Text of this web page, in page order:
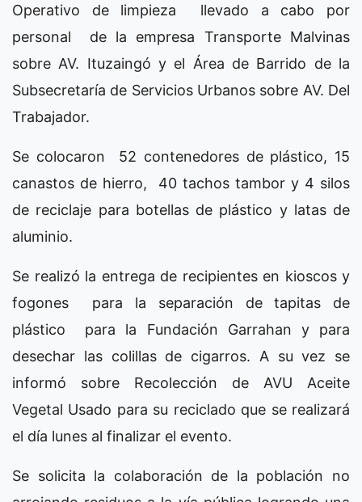
Operativo de limpieza llevado a cabo por
personal de la empresa Transporte Malvinas
sobre AV. Ituzaingó y el Área de Barrido de la
Subsecretaría de Servicios Urbanos sobre AV. Del
Trabajador.
Se colocaron 52 contenedores de plástico, 15
canastos de hierro, 40 tachos tambor y 4 silos
de reciclaje para botellas de plástico y latas de
aluminio.
Se realizó la entrega de recipientes en kioscos y
fogones para la separación de tapitas de
plástico para la Fundación Garrahan y para
desechar las colillas de cigarros. A su vez se
informó sobre Recolección de AVU Aceite
Vegetal Usado para su reciclado que se realizará
el día lunes al finalizar el evento.
Se solicita la colaboración de la población no